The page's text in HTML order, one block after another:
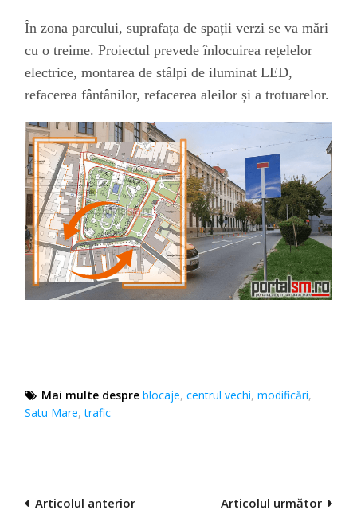
În zona parcului, suprafața de spații verzi se va mări
cu o treime.Proiectul prevedeînlocuirea rețelelor
electrice,montarea destâlpi de iluminat LED,
refacerea fântânilor, refacerea aleilor și a trotuarelor.
Mai multe despre blocaje,centrul vechi,modificări,
Satu Mare,trafic
Navigare Articolul următor
Articolul anterior